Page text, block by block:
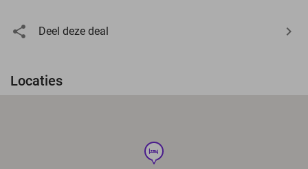
Deel deze deal
Locaties
hotel